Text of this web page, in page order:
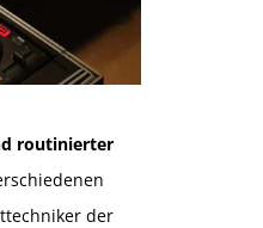
routinierter
der